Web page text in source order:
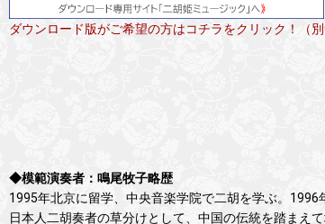
ダウンロード版がご希望の方はコチラをクリック！（別
◆模範演奏者：鳴尾牧子略歴
1995年北京に留学、中央音楽学院で二胡を学ぶ。1996
日本人二胡奏者の草分けとして、中国の伝統を踏まえ